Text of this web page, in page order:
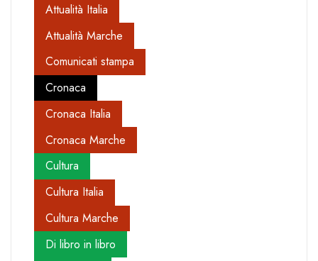
Attualità Italia
Attualità Marche
Comunicati stampa
Cronaca
Cronaca Italia
Cronaca Marche
Cultura
Cultura Italia
Cultura Marche
Di libro in libro